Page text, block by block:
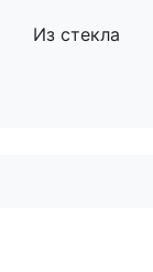
Из стекла